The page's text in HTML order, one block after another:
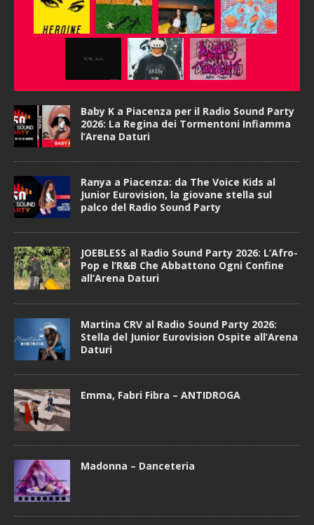
Baby K a Piacenza per il Radio Sound Party
2026: La Regina dei Tormentoni Infiamma
l’Arena Daturi
Ranya a Piacenza: da The Voice Kids al
Junior Eurovision, la giovane stella sul
palco del Radio Sound Party
JOEBLESS al Radio Sound Party 2026: L’Afro-
Pop e l’R&B Che Abbattono Ogni Confine
all’Arena Daturi
Martina CRV al Radio Sound Party 2026:
Stella del Junior Eurovision Ospite all’Arena
Daturi
Emma, Fabri Fibra – ANTIDROGA
Madonna – Danceteria